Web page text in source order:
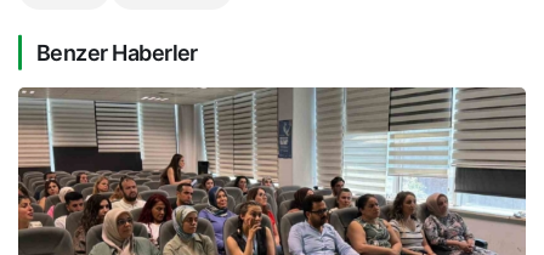
Benzer Haberler